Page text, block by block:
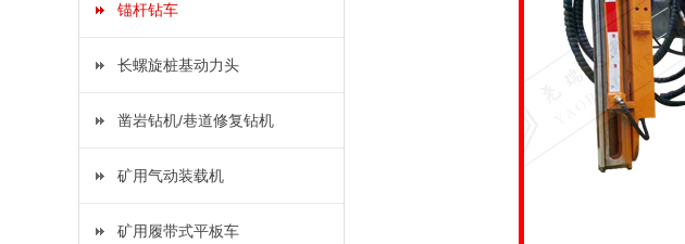
锚杆钻车
长螺旋桩基动力头
凿岩钻机/巷道修复钻机
矿用气动装载机
矿用履带式平板车